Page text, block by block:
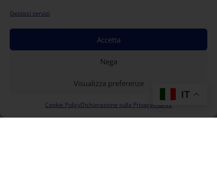
Gestisci servizi
Accetta
Nega
Visualizza preferenze
Cookie PolicyDichiarazione sulla PrivacyImprint
IT